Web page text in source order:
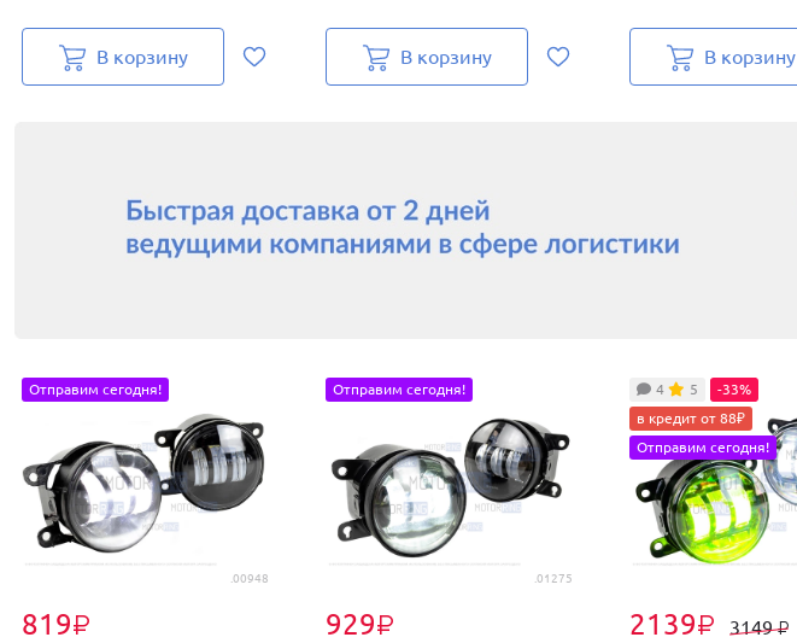
В корзину В корзину В корзину
.00948
819₽
Отправим сегодня!
.01275
929₽
Отправим сегодня!
2139₽ 3149₽
4 5
-33%
в кредит от 88₽
Отправим сегодня!